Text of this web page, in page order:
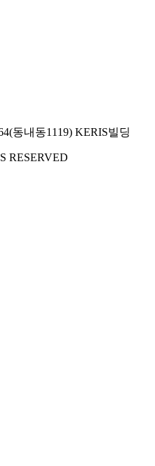
동내동1119) KERIS빌딩
RESERVED